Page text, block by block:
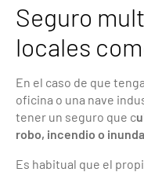
Seguro
locales
En el caso de que
oficina o una nave
tener un seguro que c
robo, incendio o
Es habitual que el